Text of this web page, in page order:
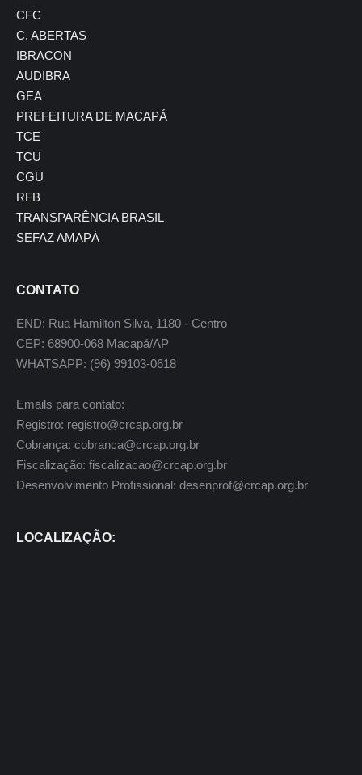
CFC
C. ABERTAS
IBRACON
AUDIBRA
GEA
PREFEITURA DE MACAPÁ
TCE
TCU
CGU
RFB
TRANSPARÊNCIA BRASIL
SEFAZ AMAPÁ
CONTATO
END: Rua Hamilton Silva, 1180 - Centro
CEP: 68900-068 Macapá/AP
WHATSAPP: (96) 99103-0618
Emails para contato:
Registro: registro@crcap.org.br
Cobrança: cobranca@crcap.org.br
Fiscalização: fiscalizacao@crcap.org.br
Desenvolvimento Profissional: desenprof@crcap.org.br
LOCALIZAÇÃO: